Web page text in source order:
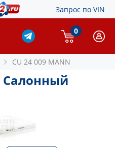
Запрос по VIN
0
CU 24 009 MANN
Салонный